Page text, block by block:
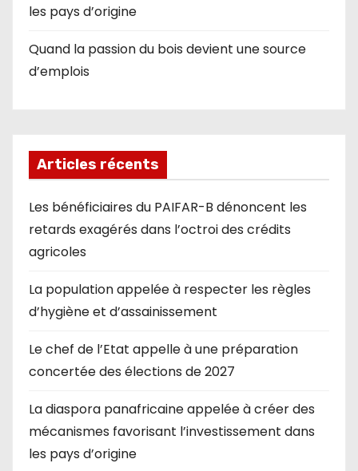
les pays d’origine
Quand la passion du bois devient une source
d’emplois
Articles récents
Les bénéficiaires du PAIFAR-B dénoncent les
retards exagérés dans l’octroi des crédits
agricoles
La population appelée à respecter les règles
d’hygiène et d’assainissement
Le chef de l’Etat appelle à une préparation
concertée des élections de 2027
La diaspora panafricaine appelée à créer des
mécanismes favorisant l’investissement dans
les pays d’origine